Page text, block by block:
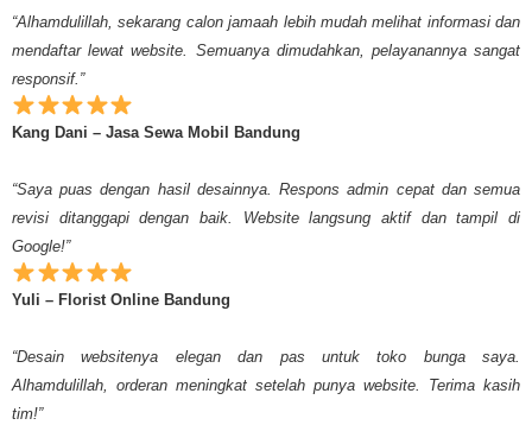
“Alhamdulillah, sekarang calon jamaah lebih mudah melihat informasi dan
mendaftar lewat website. Semuanya dimudahkan, pelayanannya sangat
responsif.”
Kang Dani – Jasa Sewa Mobil Bandung
“Saya puas dengan hasil desainnya. Respons admin cepat dan semua
revisi ditanggapi dengan baik. Website langsung aktif dan tampil di
Google!”
Yuli – Florist Online Bandung
“Desain websitenya elegan dan pas untuk toko bunga saya.
Alhamdulillah, orderan meningkat setelah punya website. Terima kasih
tim!”